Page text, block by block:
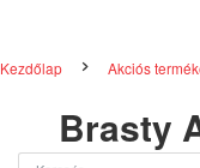
Kezdőlap Akciós
Brasty